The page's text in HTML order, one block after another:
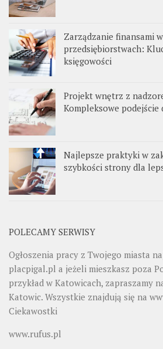
Zarządzanie finansami
przedsiębiorstwach:
księgowości
Projekt wnętrz z
Kompleksowe podejście
Najlepsze praktyki w
szybkości strony dla
POLECAMY SERWISY
Ogłoszenia pracy z Twojego miasta
placpigal.pl a jeżeli mieszkasz poza
przykład w Katowicach, zapraszamy
Katowic. Wszystkie znajdują się na
Ciekawostki
www.rufus.pl